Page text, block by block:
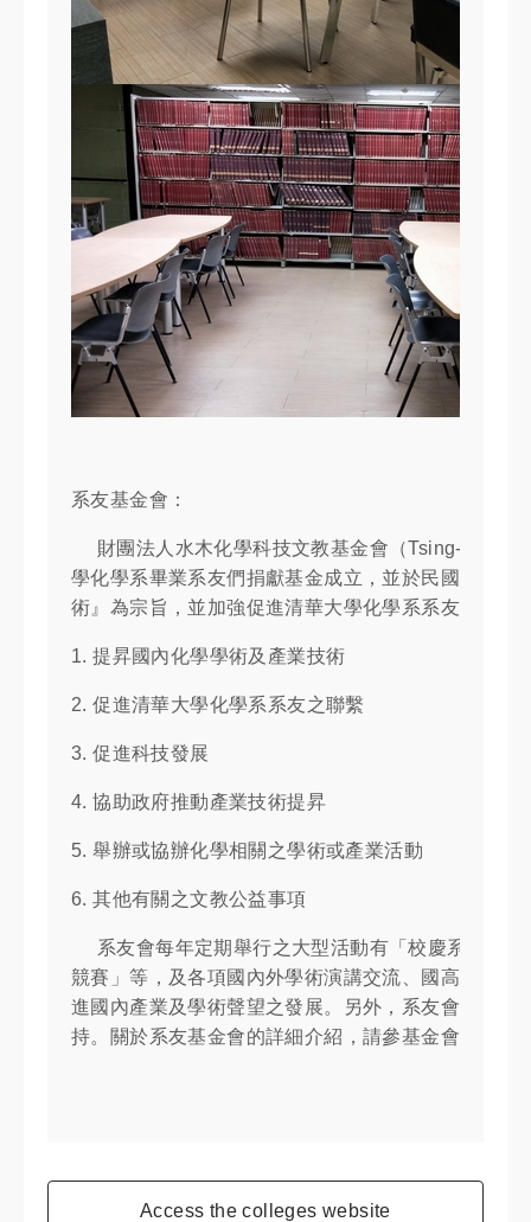
系友基金會：
財團法人水木化學科技文教基金會（Tsing-Hua
學化學系畢業系友們捐獻基金成立，並於民國88年
術』為宗旨，並加強促進清華大學化學系系友間之聯
1. 提昇國內化學學術及產業技術
2. 促進清華大學化學系系友之聯繫
3. 促進科技發展
4. 協助政府推動產業技術提昇
5. 舉辦或協辦化學相關之學術或產業活動
6. 其他有關之文教公益事項
系友會每年定期舉行之大型活動有「校慶系友回娘
競賽」等，及各項國內外學術演講交流、國高中化
進國內產業及學術聲望之發展。另外，系友會也致
持。關於系友基金會的詳細介紹，請參基金會網站：
Access the colleges website